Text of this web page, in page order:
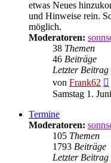
etwas Neues
und Hinweise rein.
möglich.
Moderatoren:
38 Themen
46 Beiträge
Letzter Beitrag
von Frank62
Samstag 1.
Termine
Moderatoren:
105 Themen
1793 Beiträge
Letzter Beitrag